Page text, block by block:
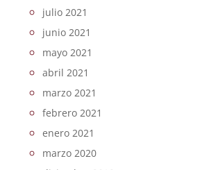
julio 2021
junio 2021
mayo 2021
abril 2021
marzo 2021
febrero 2021
enero 2021
marzo 2020